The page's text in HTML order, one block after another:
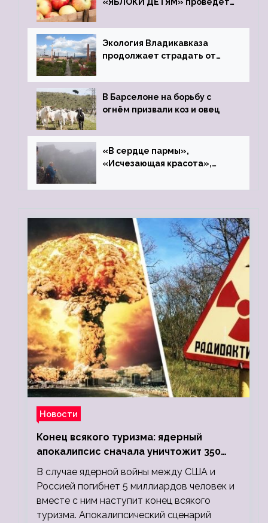
Экология Владикавказа
продолжает страдать от
В Барселоне на борьбу с
огнём призвали коз и овец
«В сердце пармы»,
«Исчезающая красота»,
Новости
Конец всякого туризма: ядерный
апокалипсис сначала уничтожит 350
миллионов, а потом 5 миллиардов
людей
В случае ядерной войны между США и
Россией погибнет 5 миллиардов человек и
вместе с ним наступит конец всякого
туризма. Апокалипсический сценарий